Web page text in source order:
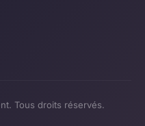
Tous droits réservés.